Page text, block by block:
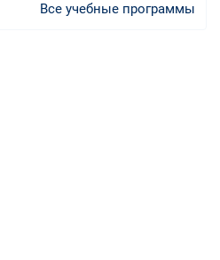
Все учебные программы